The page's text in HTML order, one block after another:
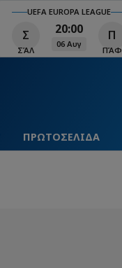
UEFA EUROPA LEAGUE
Σ
ΣΆΛ
20:00
06 Αυγ
Π
ΠΆΦ
ΠΡΩΤΟΣΕΛΙΔΑ